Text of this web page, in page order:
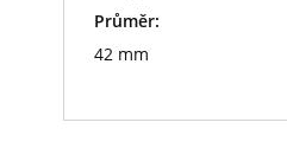
Průměr:
42 mm